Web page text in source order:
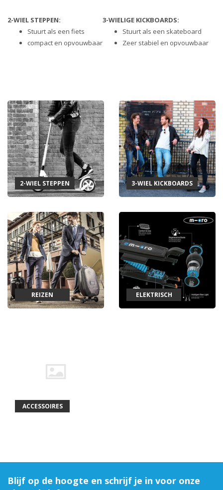
2-WIEL STEPPEN:
Stuurt als een fiets
compact en opvouwbaar
3-WIELIGE KICKBOARDS:
Stuurt als een skateboard
Zeer stabiel en opvouwbaar
2-WIEL STEPPEN 3-WIEL KICKBOARDS
REIZEN ELEKTRISCH
ACCESSOIRES
Blijf op de hoogte en schrijf je in voor onze